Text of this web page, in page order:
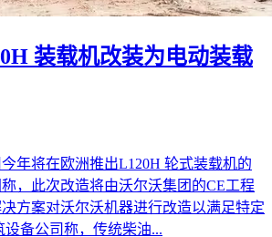
装载机改装为电动装载
年将在欧洲推出L120H 轮式装载机的
，此次改造将由沃尔沃集团的CE工程
方案对沃尔沃机器进行改造以满足特定
备公司称，传统柴油...